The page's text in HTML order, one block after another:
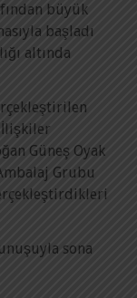
büyük
başladı
altında
İlişkiler
Güneş Oyak
Grubu
sona